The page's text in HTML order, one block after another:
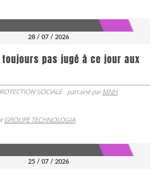
28 / 07 / 2026
toujours pas jugé à ce jour aux
SOCIALE parrainé parMNH
GROUPE TECHNOLOGIA
25 / 07 / 2026